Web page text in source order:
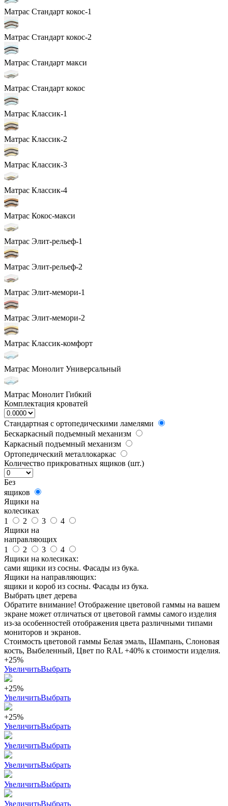
Матрас Стандарт кокос-1
Матрас Стандарт кокос-2
Матрас Стандарт макси
Матрас Стандарт кокос
Матрас Классик-1
Матрас Классик-2
Матрас Классик-3
Матрас Классик-4
Матрас Кокос-макси
Матрас Элит-рельеф-1
Матрас Элит-рельеф-2
Матрас Элит-мемори-1
Матрас Элит-мемори-2
Матрас Классик-комфорт
Матрас Монолит Универсальный
Матрас Монолит Гибкий
Комплектация кроватей
Стандартная с ортопедическими ламелями
Бескаркасный подъемный механизм
Каркасный подъемный механизм
Ортопедический металлокаркас
Количество прикроватных ящиков (шт.)
Без
ящиков
Ящики на
колесиках
1
2 3
4
Ящики на
направляющих
1
2 3
4
Ящики на колесиках:
сами ящики из сосны. Фасады из бука.
Ящики на направляющих:
ящики и короб из сосны. Фасады из бука.
Выбрать цвет дерева
Обратите внимание! Отображение цветовой гаммы на вашем
экране может отличаться от цветовой гаммы самого изделия
из-за особенностей отображения цвета различными типами
мониторов и экранов.
Стоимость цветовой гаммы Белая эмаль, Шампань, Слоновая
кость, Выбеленный, Цвет по RAL +40% к стоимости изделия.
+25%
УвеличитьВыбрать
+25%
УвеличитьВыбрать
+25%
УвеличитьВыбрать
УвеличитьВыбрать
УвеличитьВыбрать
УвеличитьВыбрать
УвеличитьВыбрать